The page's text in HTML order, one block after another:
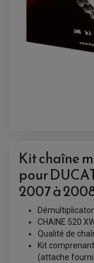
ACCESSOIRES
BOUCHON DE
KIT DÉCO
KIT POIGNÉE
POIGNÉE QUAD
PROTÈGE-
PONTETS /
REPOSE PIED
Kit chaîne
pour
2007 à
CHAINE 520
Qualité de
Kit
(attache